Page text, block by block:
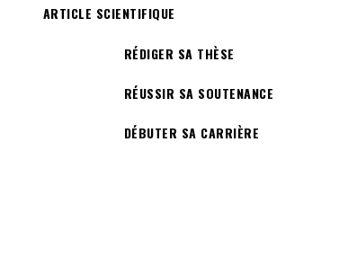
ARTICLE SCIENTIFIQUE
RÉDIGER SA THÈSE
RÉUSSIR SA SOUTENANCE
DÉBUTER SA CARRIÈRE